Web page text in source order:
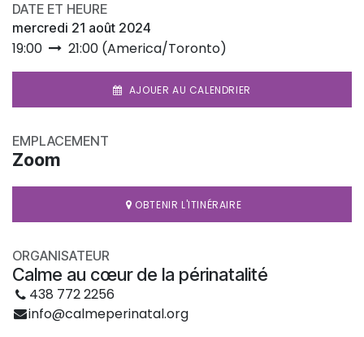
DATE ET HEURE
mercredi 21 août 2024
19:00 21:00 (America/Toronto)
AJOUER AU CALENDRIER
EMPLACEMENT
Zoom
OBTENIR L'ITINÉRAIRE
ORGANISATEUR
Calme au cœur de la périnatalité
438 772 2256
info@calmeperinatal.org